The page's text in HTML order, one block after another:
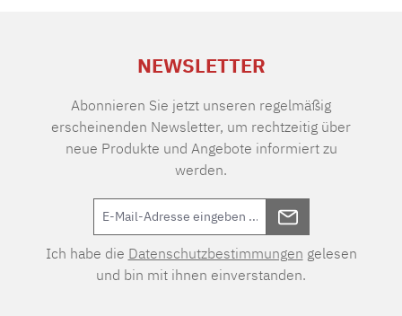
NEWSLETTER
Abonnieren Sie jetzt unseren regelmäßig
erscheinenden Newsletter, um rechtzeitig über
neue Produkte und Angebote informiert zu
werden.
Ich habe die Datenschutzbestimmungen gelesen
und bin mit ihnen einverstanden.